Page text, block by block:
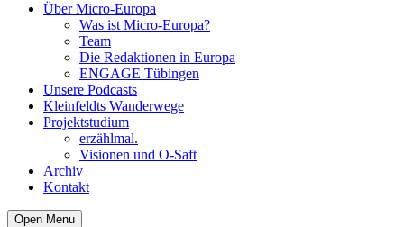
Über Micro-Europa
Was ist Micro-Europa?
Team
Die Redaktionen in Europa
ENGAGE Tübingen
Unsere Podcasts
Kleinfeldts Wanderwege
Projektstudium
erzählmal.
Visionen und O-Saft
Archiv
Kontakt
Open Menu